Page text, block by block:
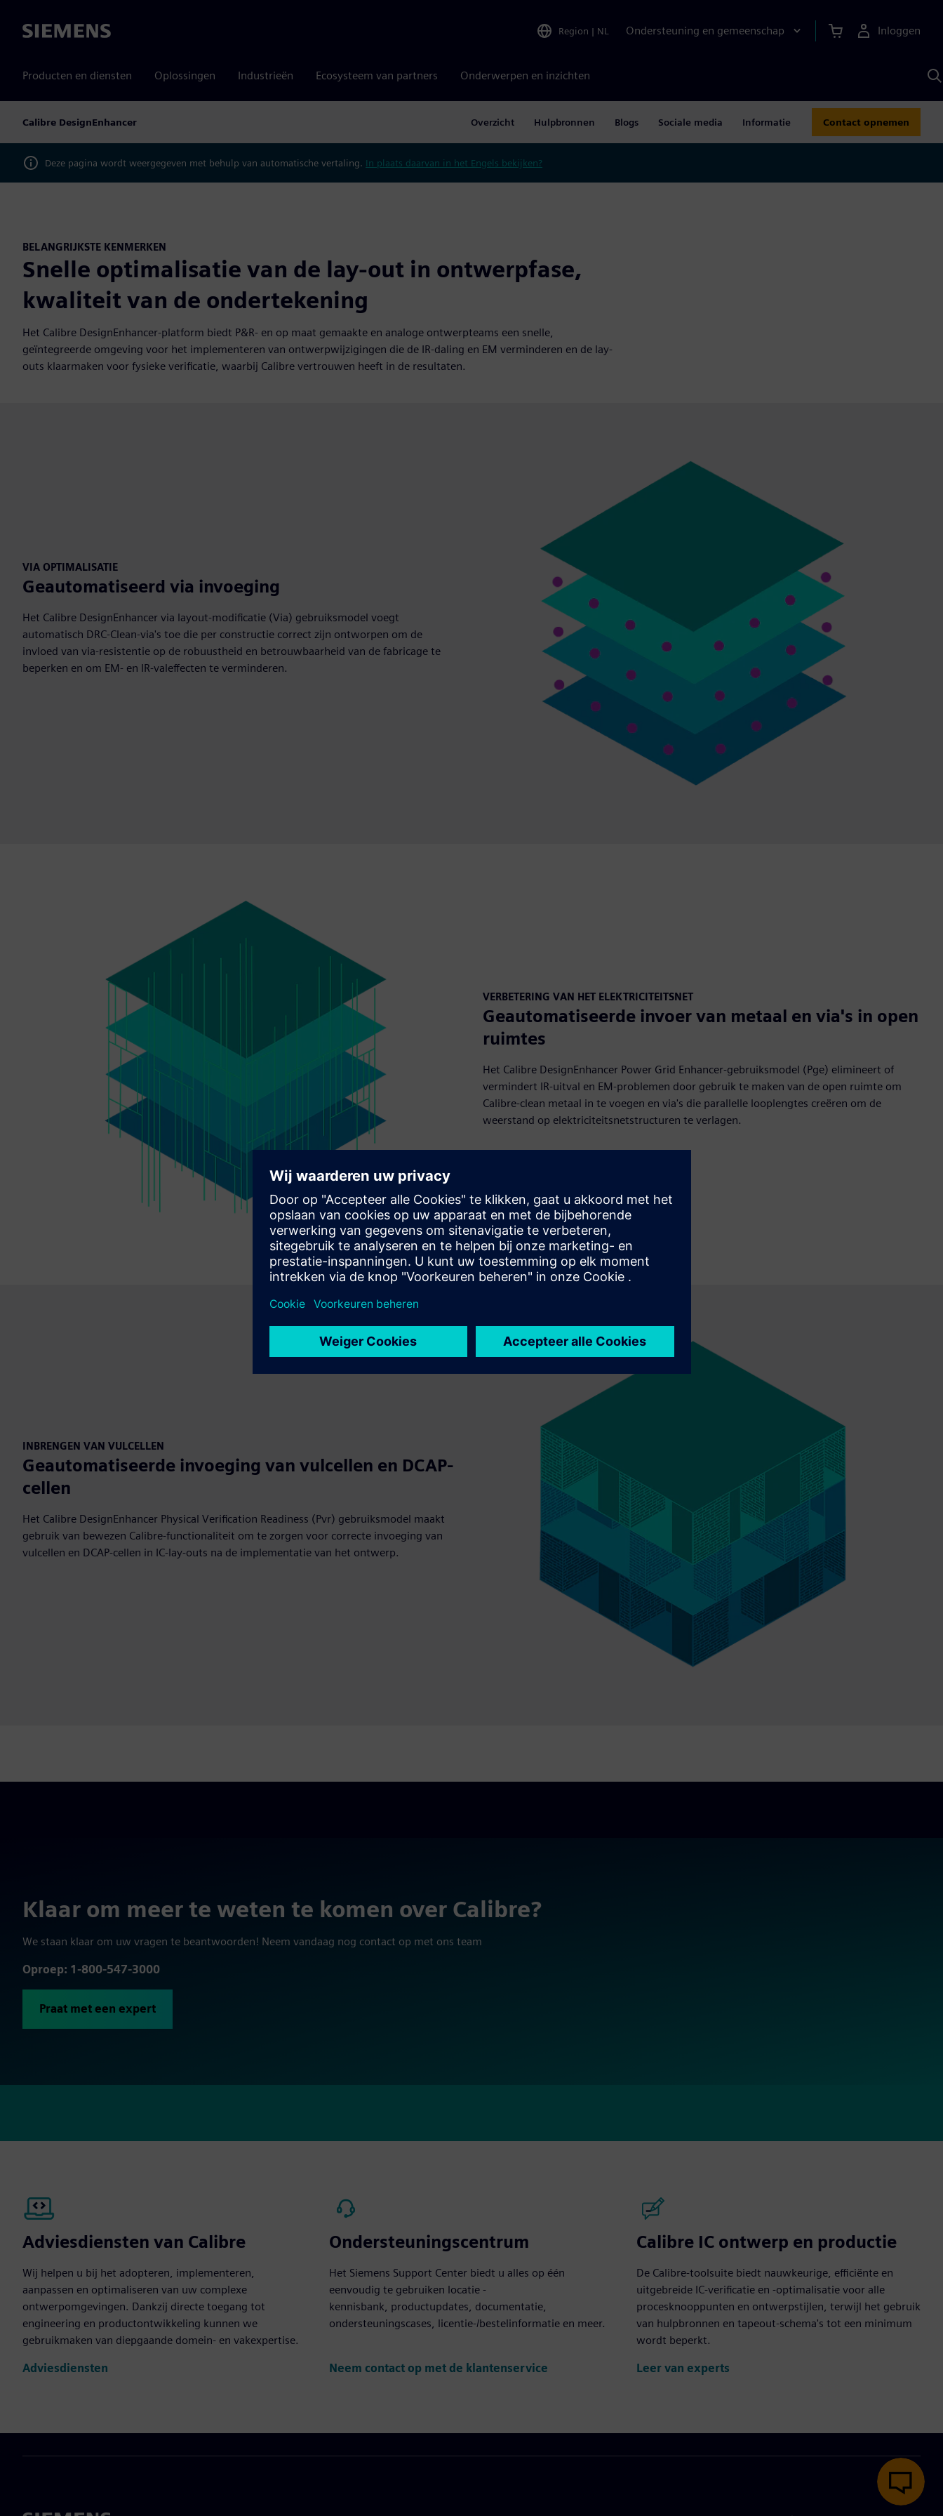
Siemens Region | NL Ondersteuning en gemeenschap Inloggen
Producten en diensten Oplossingen Industrieën Ecosysteem van partners Onderwerpen en inzichten
Calibre DesignEnhancer Overzicht Hulpbronnen Blogs Sociale media Informatie Contact opnemen
Deze pagina wordt weergegeven met behulp van automatische vertaling. In plaats daarvan in het Engels bekijken?
BELANGRIJKSTE KENMERKEN
Snelle optimalisatie van de lay-out in ontwerpfase,
kwaliteit van de ondertekening
Het Calibre DesignEnhancer-platform biedt P&R- en op maat gemaakte en analoge ontwerpteams een snelle,
geïntegreerde omgeving voor het implementeren van ontwerpwijzigingen die de IR-daling en EM verminderen en de lay-
outs klaarmaken voor fysieke verificatie, waarbij Calibre vertrouwen heeft in de resultaten.
VIA OPTIMALISATIE
Geautomatiseerd via invoeging
Het Calibre DesignEnhancer via layout-modificatie (Via) gebruiksmodel voegt
automatisch DRC-Clean-via's toe die per constructie correct zijn ontworpen om de
invloed van via-resistentie op de robuustheid en betrouwbaarheid van de fabricage te
beperken en om EM- en IR-valeffecten te verminderen.
VERBETERING VAN HET ELEKTRICITEITSNET
Geautomatiseerde invoer van metaal en via's in open
ruimtes
Het Calibre DesignEnhancer Power Grid Enhancer-gebruiksmodel (Pge) elimineert of
vermindert IR-uitval en EM-problemen door gebruik te maken van de open ruimte om
Calibre-clean metaal in te voegen en via's die parallelle looplengtes creëren om de
weerstand op elektriciteitsnetstructuren te verlagen.
INBRENGEN VAN VULCELLEN
Geautomatiseerde invoeging van vulcellen en DCAP-
cellen
Het Calibre DesignEnhancer Physical Verification Readiness (Pvr) gebruiksmodel maakt
gebruik van bewezen Calibre-functionaliteit om te zorgen voor correcte invoeging van
vulcellen en DCAP-cellen in IC-lay-outs na de implementatie van het ontwerp.
Klaar om meer te weten te komen over Calibre?
We staan klaar om uw vragen te beantwoorden! Neem vandaag nog contact op met ons team
Oproep: 1-800-547-3000
Praat met een expert
Adviesdiensten van Calibre
Wij helpen u bij het adopteren, implementeren,
aanpassen en optimaliseren van uw complexe
ontwerpomgevingen. Dankzij directe toegang tot
engineering en productontwikkeling kunnen we
gebruikmaken van diepgaande domein- en vakexpertise.
Adviesdiensten
Ondersteuningscentrum
Het Siemens Support Center biedt u alles op één
eenvoudig te gebruiken locatie -
kennisbank, productupdates, documentatie,
ondersteuningscases, licentie-/bestelinformatie en meer.
Neem contact op met de klantenservice
Calibre IC ontwerp en productie
De Calibre-toolsuite biedt nauwkeurige, efficiënte en
uitgebreide IC-verificatie en -optimalisatie voor alle
procesknooppunten en ontwerpstijlen, terwijl het gebruik
van hulpbronnen en tapeout-schema's tot een minimum
wordt beperkt.
Leer van experts